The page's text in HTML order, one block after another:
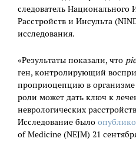
следователь Национального
Расстройств и Инсульта
исследования.
«Результаты показали, что
ген, контролирующий
проприоцепцию в
роли может дать ключ к
неврологических
Исследование было
of Medicine (NEJM) 21